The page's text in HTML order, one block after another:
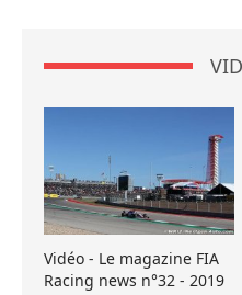
Vidéo - Le magazine FIA
Racing news n°32 - 2019